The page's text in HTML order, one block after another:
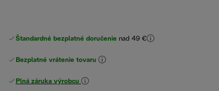
Štandardné bezplatné doručenie nad 49 €
Bezplatné vrátenie tovaru
Plná záruka výrobcu